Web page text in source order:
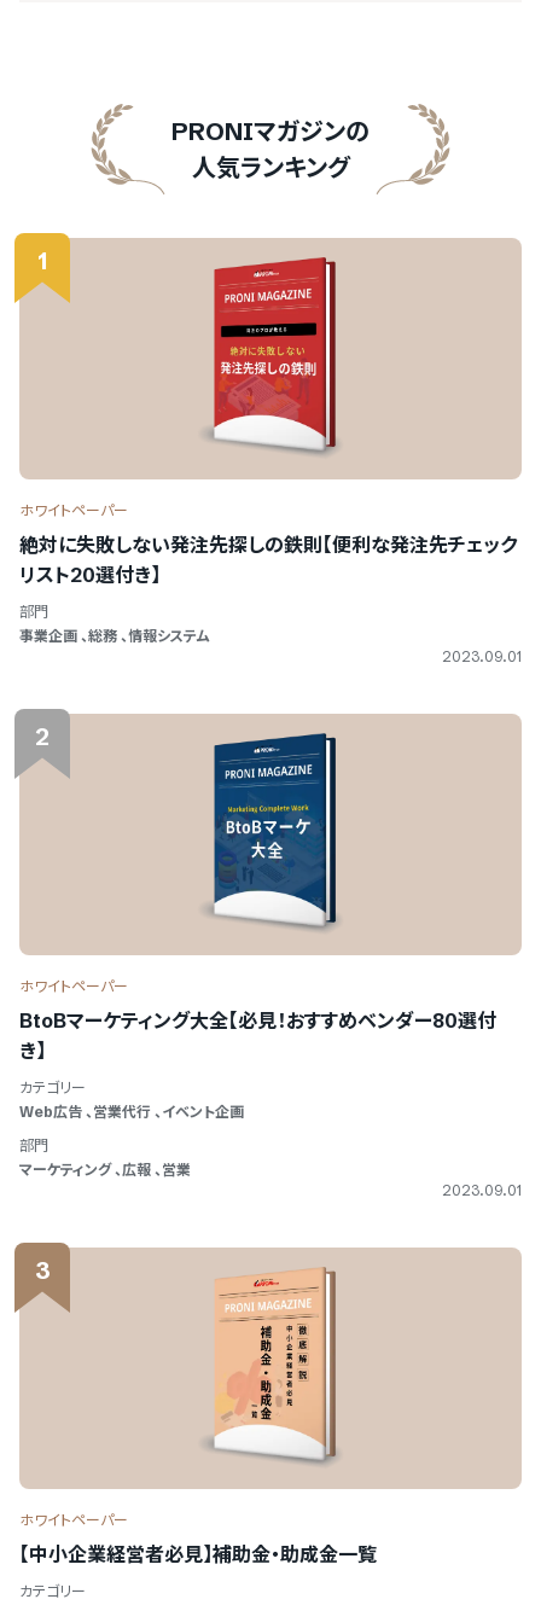
PRONIアイミツメンバーズ
マイページにログイン
PRONIマガジンの
人気ランキング
1
ホワイトペーパー
絶対に失敗しない発注先探しの鉄則【便利な発注先チェック
リスト20選付き】
部門
事業企画 、総務 、情報システム
2023.09.01
2
ホワイトペーパー
BtoBマーケティング大全【必見！おすすめベンダー80選付
き】
カテゴリー
Web広告 、 営業代行 、 イベント企画
部門
マーケティング、広報 、 営業
2023.09.01
3
ホワイトペーパー
【中小企業経営者必見】補助金・助成金一覧
カテゴリー